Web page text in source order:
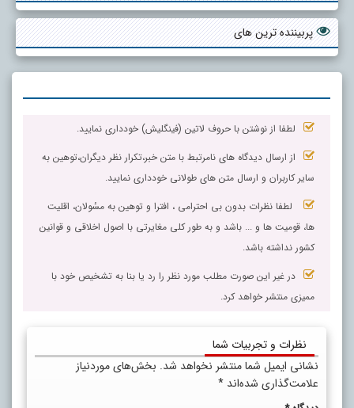
پربیننده ترین های
لطفا از نوشتن با حروف لاتین (فینگلیش) خودداری نمایید.
از ارسال دیدگاه های نامرتبط با متن خبر،تکرار نظر دیگران،توهین به
سایر کاربران و ارسال متن های طولانی خودداری نمایید.
لطفا نظرات بدون بی احترامی ، افترا و توهین به مسٔولان، اقلیت
ها، قومیت ها و ... باشد و به طور کلی مغایرتی با اصول اخلاقی و قوانین
کشور نداشته باشد.
در غیر این صورت مطلب مورد نظر را رد یا بنا به تشخیص خود با
ممیزی منتشر خواهد کرد.
نظرات و تجربیات شما
نشانی ایمیل شما منتشر نخواهد شد. بخش‌های موردنیاز
علامت‌گذاری شده‌اند *